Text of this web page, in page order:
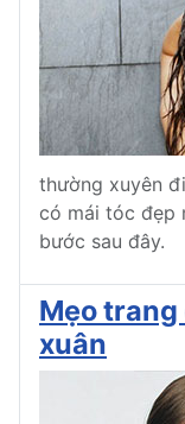
thường xuyên
có mái tóc đẹp
bước sau đây.
Mẹo
xuân